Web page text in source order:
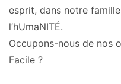
esprit, dans notre
l’hUmaNITÉ.
Occupons-nous de nos
Facile ?